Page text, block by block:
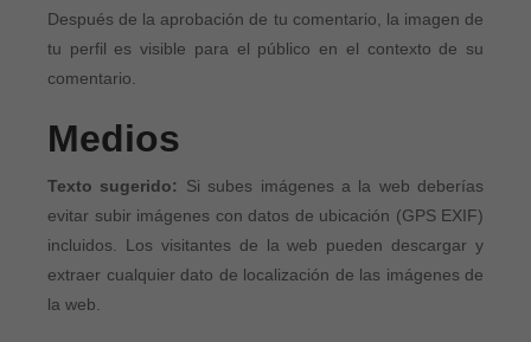
Después de la aprobación de tu comentario, la imagen de
tu perfil es visible para el público en el contexto de su
comentario.
Medios
Texto sugerido: Si subes imágenes a la web deberías
evitar subir imágenes con datos de ubicación (GPS EXIF)
incluidos. Los visitantes de la web pueden descargar y
extraer cualquier dato de localización de las imágenes de
la web.